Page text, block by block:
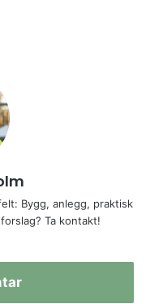
Bygg, anlegg, praktisk
Ta kontakt!